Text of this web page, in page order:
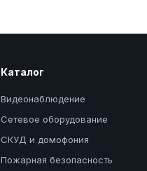
Каталог
Видеонаблюдение
Сетевое оборудование
СКУД и домофония
Пожарная безопасность